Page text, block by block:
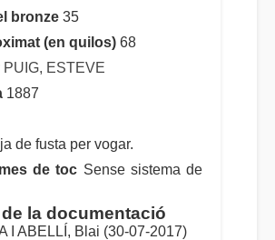
bronze 35
(en quilos) 68
PUIG, ESTEVE
1887
de fusta per vogar.
de toc Sense sistema de
la documentació
I ABELLÍ, Blai (30-07-2017)